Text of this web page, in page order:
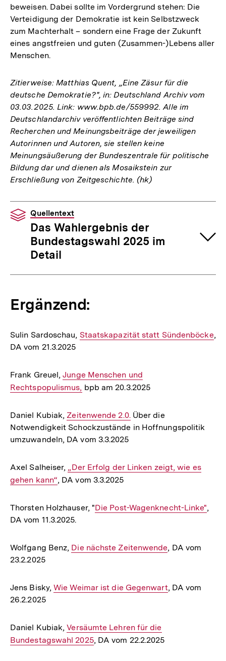
beweisen. Dabei sollte im Vordergrund stehen: Die
Verteidigung der Demokratie ist kein Selbstzweck
zum Machterhalt – sondern eine Frage der Zukunft
eines angstfreien und guten (Zusammen-)Lebens aller
Menschen.
Zitierweise: Matthias Quent, „Eine Zäsur für die
deutsche Demokratie?", in: Deutschland Archiv vom
03.03.2025. Link: www.bpb.de/559992. Alle im
Deutschlandarchiv veröffentlichten Beiträge sind
Recherchen und Meinungsbeiträge der jeweiligen
Autorinnen und Autoren, sie stellen keine
Meinungsäußerung der Bundeszentrale für politische
Bildung dar und dienen als Mosaikstein zur
Erschließung von Zeitgeschichte. (hk)
Quellentext
Das Wahlergebnis der
Bundestagswahl 2025 im
Detail
Ergänzend:
Sulin Sardoschau, Interner
Staatskapazität statt Sündenböcke,
DA vom 21.3.2025
Frank Greuel,Interner
Link:
Junge Menschen und
Rechtspopulismus, bpb am 20.3.2025
Daniel Kubiak, Interner
Link:
Zeitenwende 2.0.Über die
Notwendigkeit Schockzustände in Hoffnungspolitik
umzuwandeln, DA vom 3.3.2025
Axel Salheiser, Interner
Link:
„Der Erfolg der Linken zeigt, wie es
gehen kann“, DA vom 3.3.2025
Thorsten Holzhauser, "Interner
Die Post-Wagenknecht-Linke",
DA vom 11.3.2025.
Wolfgang Benz, Interner
Die nächste Zeitenwende, DA vom
23.2.2025
Jens Bisky,Interner
Wie Weimar ist die Gegenwart, DA vom
26.2.2025
Daniel Kubiak,Interner
Link:
Versäumte Lehren für die
Bundestagswahl 2025, DA vom 22.2.2025